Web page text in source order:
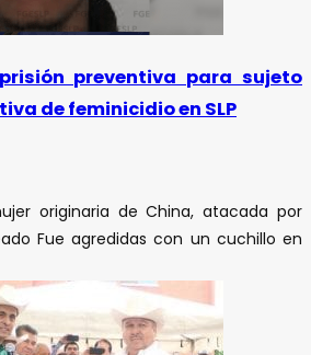
preventiva para sujeto
de feminicidio en SLP
originaria de China, atacada por
Fue agredidas con un cuchillo en